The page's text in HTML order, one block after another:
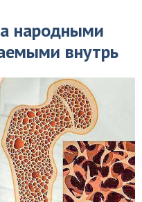
народными
внутрь